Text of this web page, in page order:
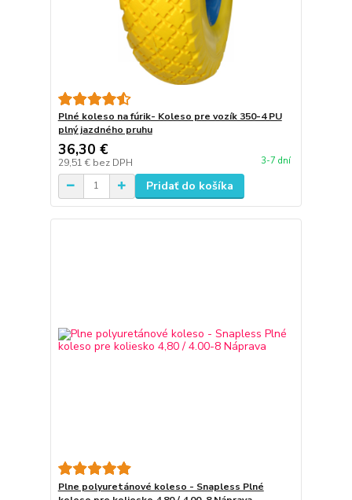
Plné koleso na fúrik- Koleso pre vozík 350-4 PU
plný jazdného pruhu
36,30 €
29,51 € bez DPH 3-7 dní
Pridať do košíka
Plne polyuretánové koleso - Snapless Plné